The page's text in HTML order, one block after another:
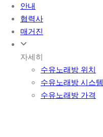
안내
협력사
매거진
자세히
수유노래방 위치
수유노래방 시스템
수유노래방 가격